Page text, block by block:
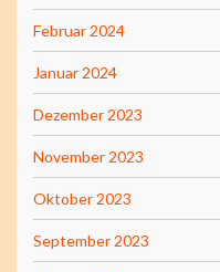
Februar 2024
Januar 2024
Dezember 2023
November 2023
Oktober 2023
September 2023